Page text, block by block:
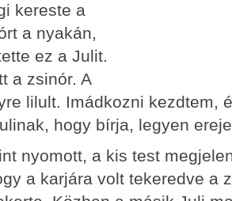
kereste a
a nyakán,
ez a Julit.
a zsinór. A
lilult. Imádkozni kezdtem,
hogy bírja, legyen
nyomott, a kis test
a karjára volt tekeredve a